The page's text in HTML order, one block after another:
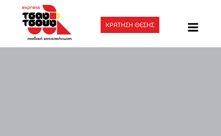
ΚΡΑΤΗΣΗ ΘΕΣΗΣ